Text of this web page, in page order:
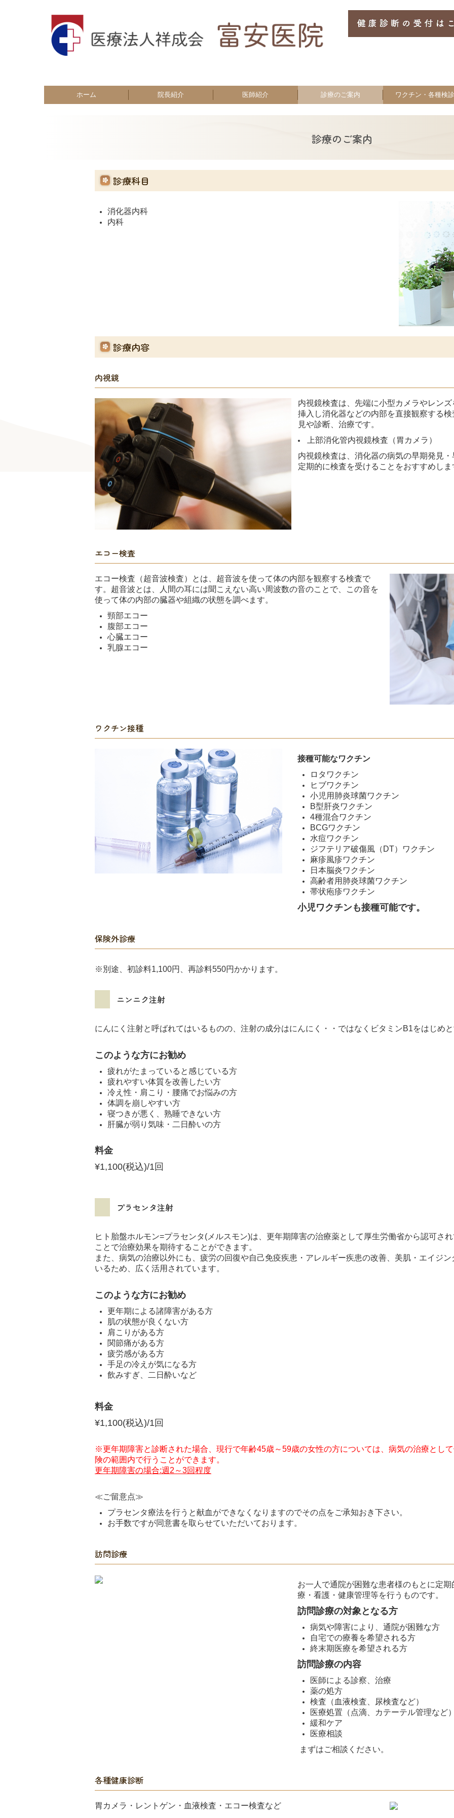
ホーム 院長紹介 医師紹介 診療のご案内 ワクチン・各種検診
診療のご案内
診療科目
消化器内科
内科
診療内容
内視鏡
内視鏡検査は、先端に小型カメラやレン
挿入し消化器などの内部を直接観察する
見や診断、治療です。
上部消化管内視鏡検査（胃カメラ）
内視鏡検査は、消化器の病気の早期発見
定期的に検査を受けることをおすすめしま
エコー検査
エコー検査（超音波検査）とは、超音波を使って体の内部を観察する検査で
す。超音波とは、人間の耳には聞こえない高い周波数の音のことで、この音を
使って体の内部の臓器や組織の状態を調べます。
頸部エコー
腹部エコー
心臓エコー
乳腺エコー
ワクチン接種
接種可能なワクチン
ロタワクチン
ヒブワクチン
小児用肺炎球菌ワクチン
B型肝炎ワクチン
4種混合ワクチン
BCGワクチン
水痘ワクチン
ジフテリア破傷風（DT）ワクチン
麻疹風疹ワクチン
日本脳炎ワクチン
高齢者用肺炎球菌ワクチン
帯状疱疹ワクチン
小児ワクチンも接種可能です。
保険外診療
※別途、初診料1,100円、再診料550円かかります。
ニンニク注射
にんにく注射と呼ばれてはいるものの、注射の成分はにんにく・・ではなくビタミンB1をはじめと
このような方にお勧め
疲れがたまっていると感じている方
疲れやすい体質を改善したい方
冷え性・肩こり・腰痛でお悩みの方
体調を崩しやすい方
寝つきが悪く、熟睡できない方
肝臓が弱り気味・二日酔いの方
料金
¥1,100(税込)/1回
プラセンタ注射
ヒト胎盤ホルモン=プラセンタ(メルスモン)は、更年期障害の治療薬として厚生労働省から認可さ
ことで治療効果を期待することができます。
また、病気の治療以外にも、疲労の回復や自己免疫疾患・アレルギー疾患の改善、美肌・エイジ
いるため、広く活用されています。
このような方にお勧め
更年期による諸障害がある方
肌の状態が良くない方
肩こりがある方
関節痛がある方
疲労感がある方
手足の冷えが気になる方
飲みすぎ、二日酔いなど
料金
¥1,100(税込)/1回
※更年期障害と診断された場合、現行で年齢45歳～59歳の女性の方については、病気の治療とし
険の範囲内で行うことができます。
更年期障害の場合:週2～3回程度
≪ご留意点≫
プラセンタ療法を行うと献血ができなくなりますのでその点をご承知おき下さい。
お手数ですが同意書を取らせていただいております。
訪問診療
お一人で通院が困難な患者様のもとに定
療・看護・健康管理等を行うものです。
訪問診療の対象となる方
病気や障害により、通院が困難な方
自宅での療養を希望される方
終末期医療を希望される方
訪問診療の内容
医師による診察、治療
薬の処方
検査（血液検査、尿検査など）
医療処置（点滴、カテーテル管理など）
緩和ケア
医療相談
まずはご相談ください。
各種健康診断
胃カメラ・レントゲン・血液検査・エコー検査など